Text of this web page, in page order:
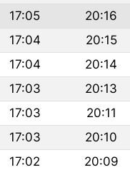
17:05 20:16
17:04 20:15
17:04 20:14
17:03 20:13
17:03 20:11
17:03 20:10
17:02 20:09